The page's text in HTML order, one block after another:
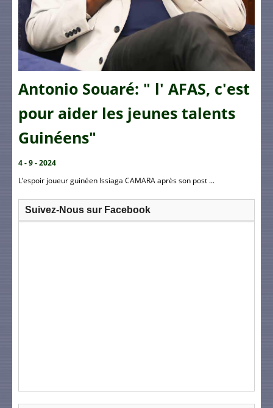
Antonio Souaré: " l' AFAS, c'est
pour aider les jeunes talents
Guinéens"
4 - 9 - 2024
L’espoir joueur guinéen Issiaga CAMARA après son post ...
Suivez-Nous sur Facebook